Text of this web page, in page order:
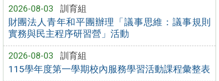
2026-08-03 訓育組
財團法人青年和平團辦理「議事思維：議事規則
實務與民主程序研習營」活動
2026-08-03 訓育組
115學年度第一學期校內服務學習活動課程彙整表